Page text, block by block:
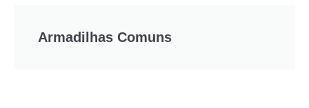
Armadilhas Comuns